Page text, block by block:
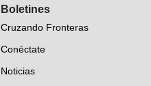
Boletines
Cruzando Fronteras
Conéctate
Noticias